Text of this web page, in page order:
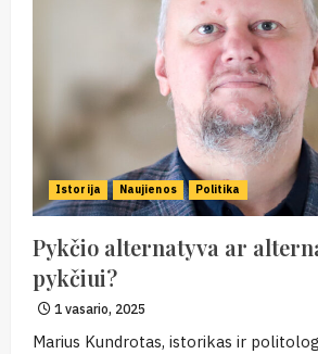
Istorija Naujienos Politika
Pykčio alternatyva ar
pykčiui?
1 vasario, 2025
Marius Kundrotas, istorikas ir